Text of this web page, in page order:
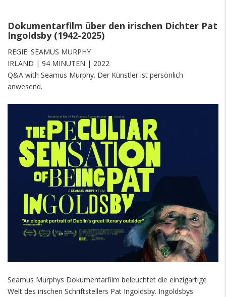
Dokumentarfilm über den irischen Dichter Pat
Ingoldsby (1942-2025)
REGIE: SEAMUS MURPHY
IRLAND | 94 MINUTEN | 2022
Q&A with Seamus Murphy. Der Künstler ist persönlich
anwesend.
Seamus Murphys Dokumentarfilm beleuchtet die einzigartige
Welt des irischen Schriftstellers Pat Ingoldsby. Ingoldsbys